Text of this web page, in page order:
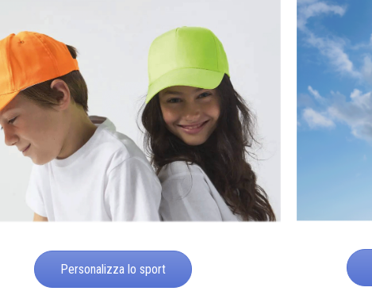
Personalizza lo sport